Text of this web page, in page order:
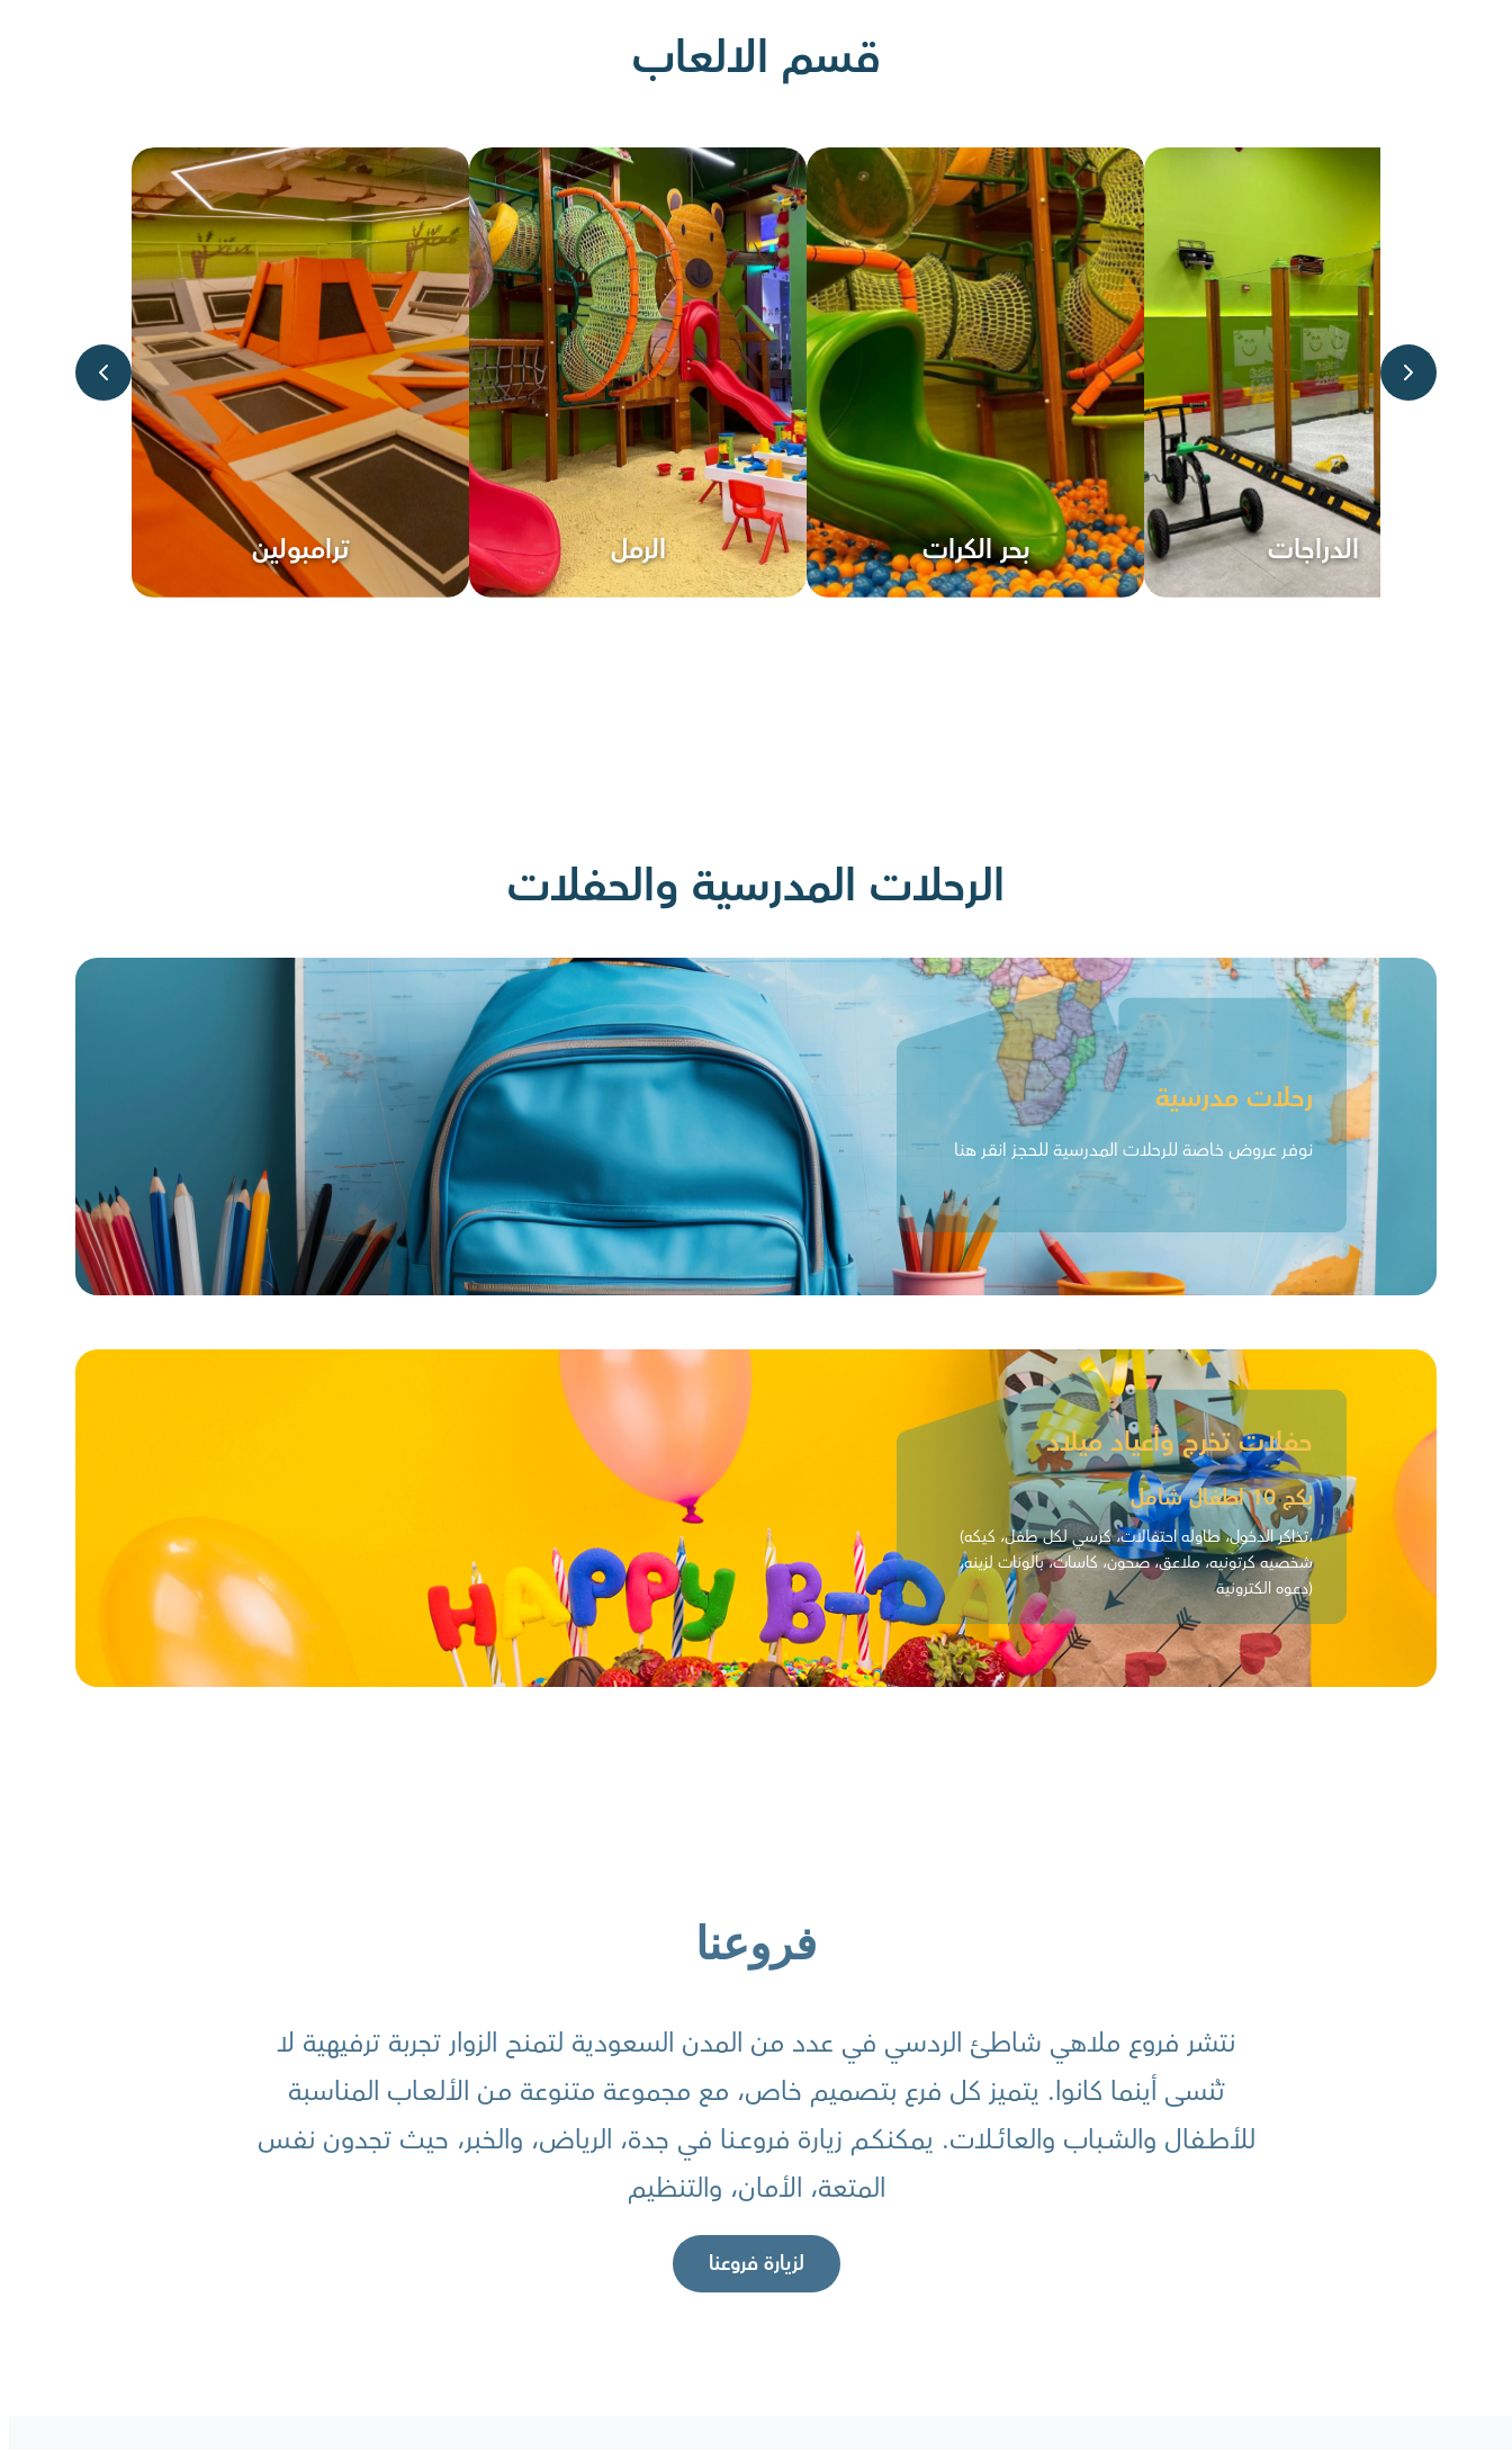
قسم الالعاب
ترامبولين الرمل بحر الكرات الدراجات
الرحلات المدرسية والحفلات
رحلات مدرسية
نوفر عروض خاصة للرحلات المدرسية للحجز انقر هنا
حفلات تخرج وأعياد ميلاد
بكج 10 اطفال شامل
(تذاكر الدخول، طاوله احتفالات، كرسي لكل طفل، كيكه،
شخصيه كرتونيه، ملاعق، صحون، كاسات، بالونات لزينه،
دعوه الكترونية)
فروعنا
نتشر فروع ملاهي شاطئ الردسي في عدد من المدن السعودية لتمنح الزوار تجربة ترفيهية لا
تُنسى أينما كانوا. يتميز كل فرع بتصميم خاص، مع مجموعة متنوعة مـن الألـعــاب المناسبة
للأطــفال والشــباب والعائــــلات. يمكنكــم زيارة فروعــنا في جدة، الرياض، والخبر، حيث تجدون نفس
المتعة، الأمان، والتنظيم
لزيارة فروعنا